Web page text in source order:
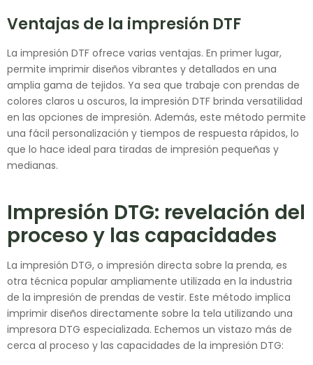
Ventajas de la impresión DTF
La impresión DTF ofrece varias ventajas. En primer lugar,
permite imprimir diseños vibrantes y detallados en una
amplia gama de tejidos. Ya sea que trabaje con prendas de
colores claros u oscuros, la impresión DTF brinda versatilidad
en las opciones de impresión. Además, este método permite
una fácil personalización y tiempos de respuesta rápidos, lo
que lo hace ideal para tiradas de impresión pequeñas y
medianas.
Impresión DTG: revelación del
proceso y las capacidades
La impresión DTG, o impresión directa sobre la prenda, es
otra técnica popular ampliamente utilizada en la industria
de la impresión de prendas de vestir. Este método implica
imprimir diseños directamente sobre la tela utilizando una
impresora DTG especializada. Echemos un vistazo más de
cerca al proceso y las capacidades de la impresión DTG: